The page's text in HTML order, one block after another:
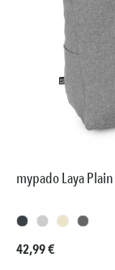
mypado Laya
Prezzo normale:
42,99 €